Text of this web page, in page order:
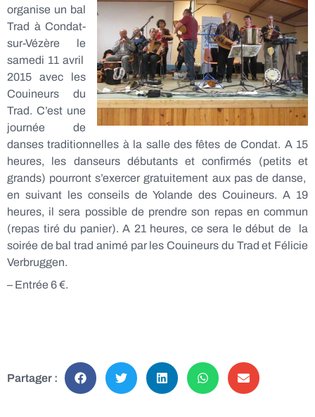
organise un bal
Trad à Condat-
sur-Vézère le
samedi 11 avril
2015 avec les
Couineurs du
Trad. C’est une
journée de
danses traditionnelles à la salle des fêtes de Condat. A 15
heures, les danseurs débutants et confirmés (petits et
grands) pourront s’exercer gratuitement aux pas de danse,
en suivant les conseils de Yolande des Couineurs. A 19
heures, il sera possible de prendre son repas en commun
(repas tiré du panier). A 21 heures, ce sera le début de la
soirée de bal trad animé par les Couineurs du Trad et Félicie
Verbruggen.
– Entrée 6 €.
Partager :